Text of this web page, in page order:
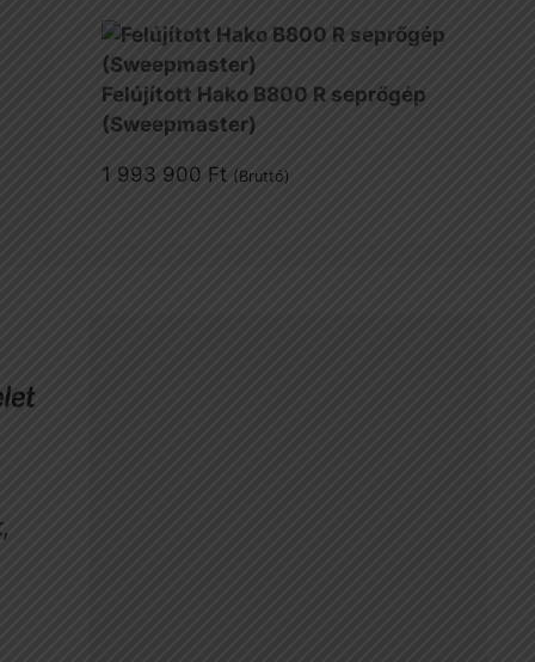
Felújított Hako B800 R seprőgép
(Sweepmaster)
1 993 900 Ft (Bruttó)